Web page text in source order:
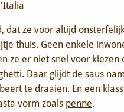
dat ze voor altijd
thuis. Geen enkele
ze er niet snel voor kiezen
Daar glijdt de saus
te draaien. En een
vorm zoals penne.